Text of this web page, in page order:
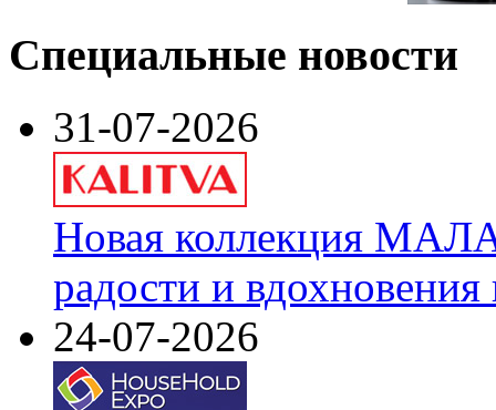
Специальные новости
31-07-2026
Новая коллекция
радости и
24-07-2026